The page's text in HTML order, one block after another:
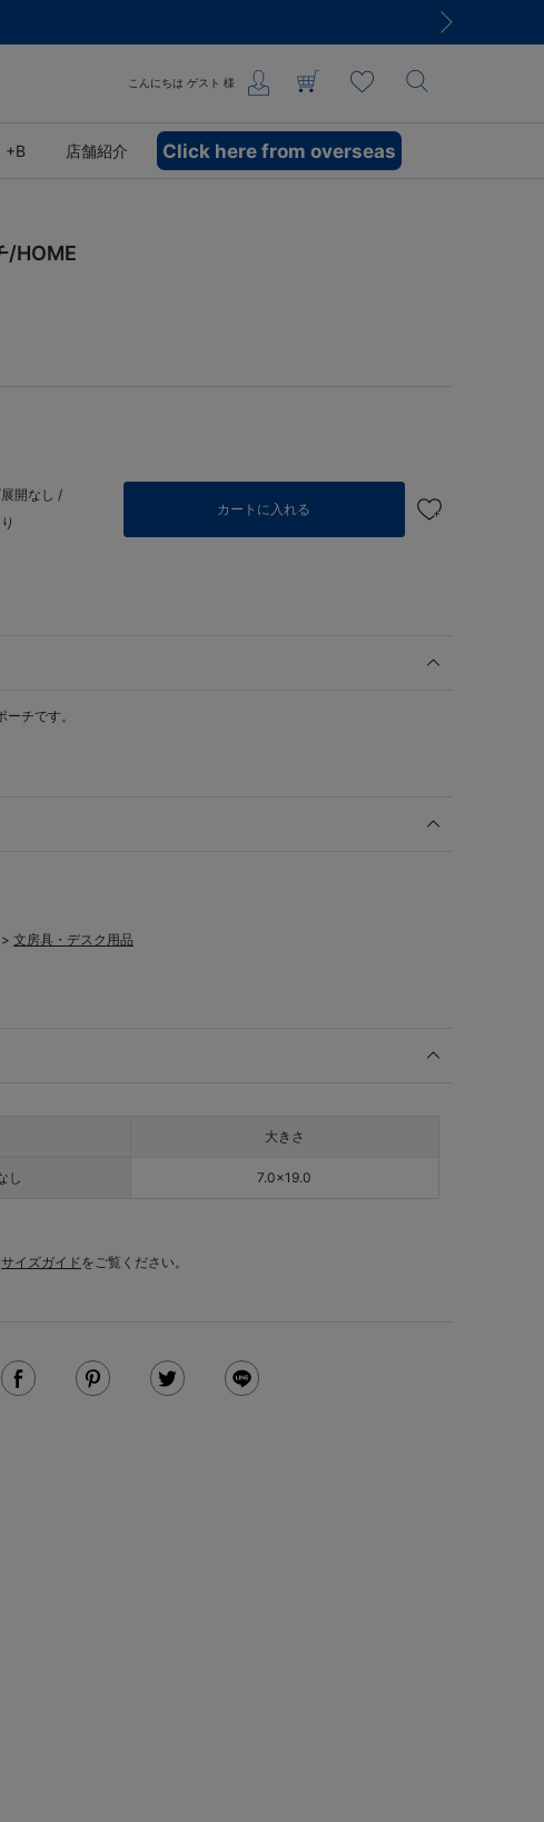
こんにちは ゲスト 様
+B 店舗紹介 Click here from overseas
/HOME
開なし /
カートに入れる
チです。
> 文房具・デスク用品
大きさ
し 7.0×19.0
サイズガイドをご覧ください。